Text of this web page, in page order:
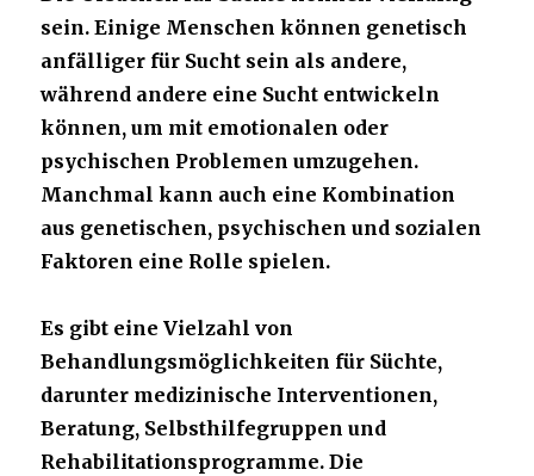
sein. Einige Menschen können genetisch
anfälliger für Sucht sein als andere,
während andere eine Sucht entwickeln
können, um mit emotionalen oder
psychischen Problemen umzugehen.
Manchmal kann auch eine Kombination
aus genetischen, psychischen und sozialen
Faktoren eine Rolle spielen.
Es gibt eine Vielzahl von
Behandlungsmöglichkeiten für Süchte,
darunter medizinische Interventionen,
Beratung, Selbsthilfegruppen und
Rehabilitationsprogramme. Die